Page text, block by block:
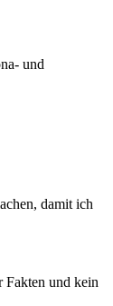
und
damit ich
Fakten und kein